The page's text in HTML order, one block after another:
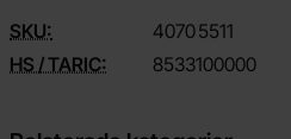
SKU: 40705511
HS / TARIC:
8533100000